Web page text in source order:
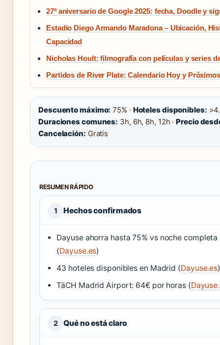
27º aniversario de Google 2025: fecha, Doodle y
Estadio Diego Armando Maradona – Ubicación,
Capacidad
Nicholas Hoult: filmografía con películas y series
Partidos de River Plate: Calendario Hoy y Próximos
Descuento máximo: 75% · Hoteles disponibles:
Duraciones comunes: 3h, 6h, 8h, 12h ·Precio
Cancelación: Gratis
RESUMEN RÁPIDO
1 Hechos confirmados
Dayuse ahorra hasta 75% vs noche completa
(Dayuse.es)
43 hoteles disponibles en Madrid (Dayuse.es
TäCH Madrid Airport: 64€ por horas (
2 Qué no está claro